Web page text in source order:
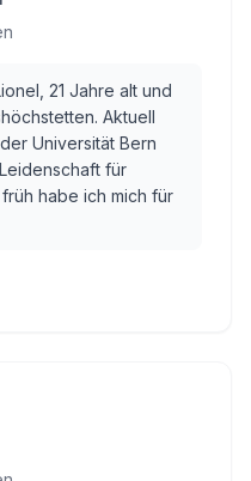
21 Jahre alt und
Aktuell
Universität Bern
für
habe ich mich für